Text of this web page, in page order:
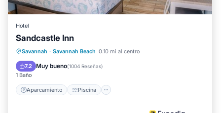
Hotel
Sandcastle Inn
Savannah · Savannah Beach 0.10 mi al centro
7.2 Muy bueno(1004 Reseñas)
1 Baño
Aparcamiento Piscina
Aparcamiento Piscina
Cocina
Aire acondicionado